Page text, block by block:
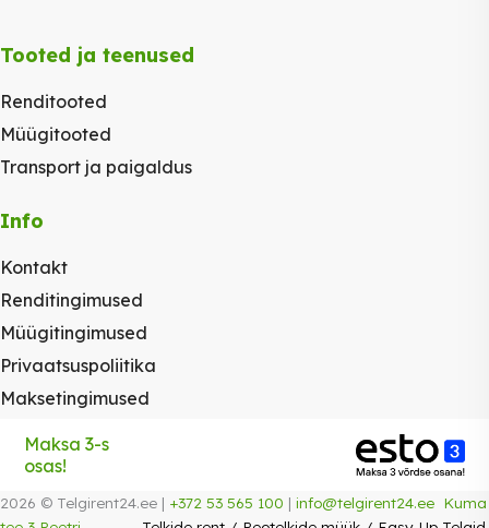
Tooted ja teenused
Renditooted
Müügitooted
Transport ja paigaldus
Info
Kontakt
Renditingimused
Müügitingimused
Privaatsuspoliitika
Maksetingimused
Maksa 3-s
osas!
2026 © Telgirent24.ee | +372 53 565 100 | info@telgirent24.ee Kuma